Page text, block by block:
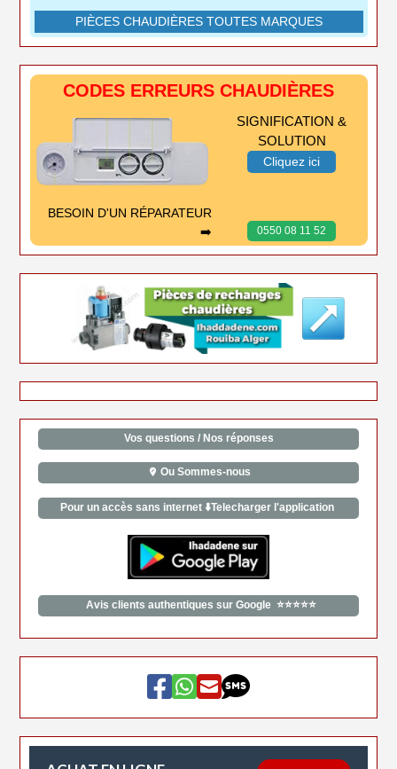
PIÈCES CHAUDIÈRES TOUTES MARQUES
CODES ERREURS CHAUDIÈRES
SIGNIFICATION &
SOLUTION
Cliquez ici
0550 08 11 52
BESOIN D'UN RÉPARATEUR
➡️
Vos questions / Nos réponses
Ou Sommes-nous
Pour un accès sans internet ⬇️Telecharger l'application
Avis clients authentiques sur Google ⭐⭐⭐⭐⭐